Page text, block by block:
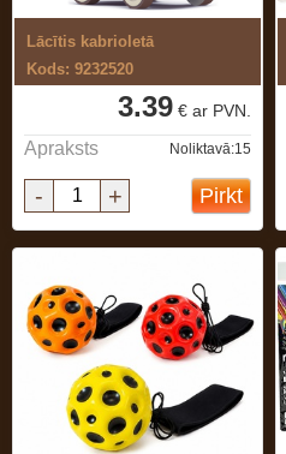
Lācītis kabrioletā
Kods: 9232520
3.39 € ar PVN.
Apraksts Noliktavā:15
- + Pirkt